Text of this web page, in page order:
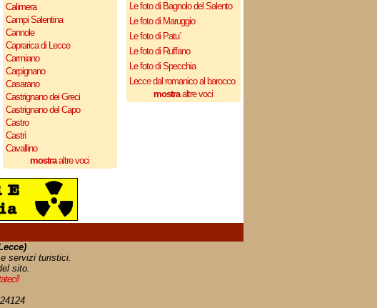
Calimera
Campi Salentina
Cannole
Caprarica di Lecce
Carmiano
Carpignano
Casarano
Castrignano dei Greci
Castrignano del Capo
Castro
Castrì
Cavallino
mostraaltre voci
Le foto di Bagnolo del Salento
Le foto di Maruggio
Le foto di Patu`
Le foto di Ruffano
Le foto di Specchia
Lecce dal romanico al barocco
mostraaltre voci
servizi turistici.
sito.